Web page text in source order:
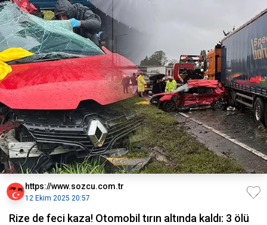
https://www.sozcu.com.tr
12 Ekim 2025 20:57
Rize de feci kaza! Otomobil tırın altında kaldı: 3 ölü